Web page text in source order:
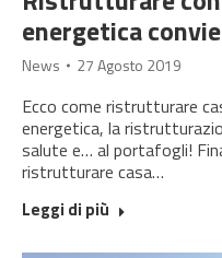
energetica
News 27 Agosto 2019
Ecco come ristrutturare
energetica, la
salute e… al portafogli!
ristrutturare casa…
Leggi di più